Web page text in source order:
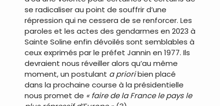
se radicaliser au point de souffrir d’une
répression qui ne cessera de se renforcer. Les
paroles et les actes des gendarmes en 2023 à
Sainte Soline enfin dévoilés sont semblables à
ceux exprimés par le préfet Jannin en 1977. Ils
devraient nous réveiller alors qu’au même
moment, un postulant a prioribien placé
dans la prochaine course à la présidentielle
nous promet de « faire de la France le pays le